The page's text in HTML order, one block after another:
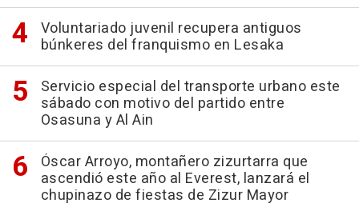
Voluntariado juvenil recupera antiguos
búnkeres del franquismo en Lesaka
Servicio especial del transporte urbano este
sábado con motivo del partido entre
Osasuna y Al Ain
Óscar Arroyo, montañero zizurtarra que
ascendió este año al Everest, lanzará el
chupinazo de fiestas de Zizur Mayor